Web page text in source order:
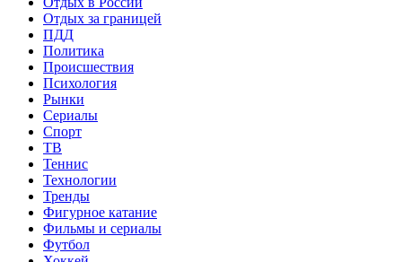
Отдых за границей
ПДД
Политика
Происшествия
Психология
Рынки
Сериалы
Спорт
ТВ
Теннис
Технологии
Тренды
Фигурное катание
Фильмы и сериалы
Футбол